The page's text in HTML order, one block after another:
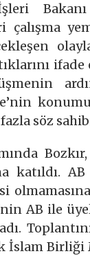
çalışma
ifade
söz
katıldı.
AB ile
İslam Birliği